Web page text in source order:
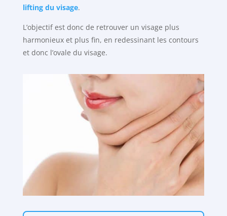
lifting du visage.
L’objectif est donc de retrouver un visage plus
harmonieux et plus fin, en redessinant les contours
et donc l’ovale du visage.